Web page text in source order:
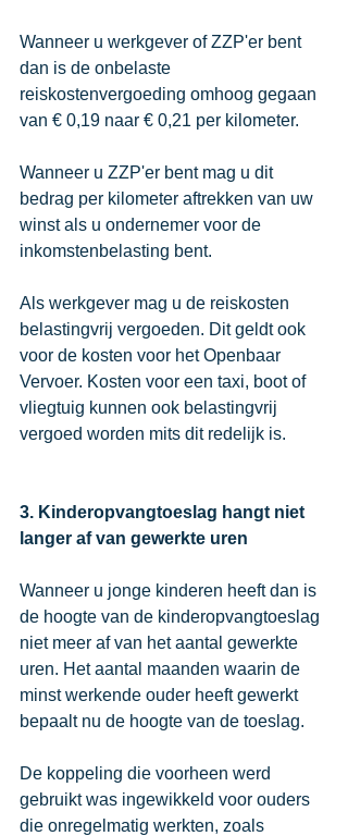
Wanneer u werkgever of ZZP'er bent
dan is de onbelaste
reiskostenvergoeding omhoog gegaan
van € 0,19 naar € 0,21 per kilometer.
Wanneer u ZZP'er bent mag u dit
bedrag per kilometer aftrekken van uw
winst als u ondernemer voor de
inkomstenbelasting bent.
Als werkgever mag u de reiskosten
belastingvrij vergoeden. Dit geldt ook
voor de kosten voor het Openbaar
Vervoer. Kosten voor een taxi, boot of
vliegtuig kunnen ook belastingvrij
vergoed worden mits dit redelijk is.
3. Kinderopvangtoeslag hangt niet
langer af van gewerkte uren
Wanneer u jonge kinderen heeft dan is
de hoogte van de kinderopvangtoeslag
niet meer af van het aantal gewerkte
uren. Het aantal maanden waarin de
minst werkende ouder heeft gewerkt
bepaalt nu de hoogte van de toeslag.
De koppeling die voorheen werd
gebruikt was ingewikkeld voor ouders
die onregelmatig werkten, zoals